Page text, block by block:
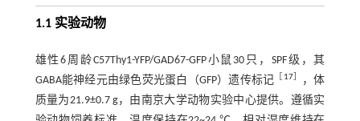
1.1 实验动物
雄性6周龄C57Thy1-YFP/GAD67-GFP小鼠30只，SPF级，其
GABA能神经元由绿色荧光蛋白（GFP）遗传标记
17］
，体
质量为21.9±0.7 g，由南京大学动物实验中心提供。遵循实